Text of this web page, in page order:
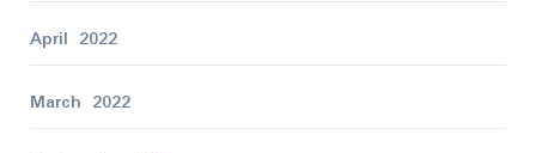
April 2022
March 2022